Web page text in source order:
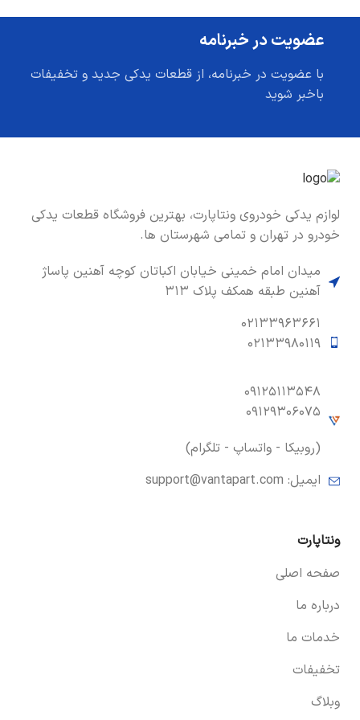
عضویت در خبرنامه
با عضویت در خبرنامه، از قطعات یدکی جدید و تخفیفات
باخبر شوید
لوازم یدکی خودروی ونتاپارت، بهترین فروشگاه قطعات یدکی
خودرو در تهران و تمامی شهرستان ها.
میدان امام خمینی خیابان اکباتان کوچه آهنین پاساژ
آهنین طبقه همکف پلاک ۳۱۳
۰۲۱۳۳۹۶۳۶۶۱
۰۲۱۳۳۹۸۰۱۱۹
۰۹۱۲۵۱۱۳۵۴۸
۰۹۱۲۹۳۰۶۰۷۵
(روبیکا - واتساپ - تلگرام)
ایمیل: support@vantapart.com
ونتاپارت
صفحه اصلی
درباره ما
خدمات ما
تخفیفات
وبلاگ